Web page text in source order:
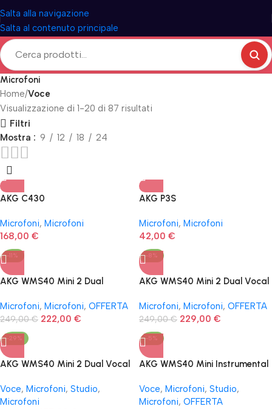
Salta alla navigazione
Salta al contenuto principale
Microfoni
Home Voce
Visualizzazione di 1-20 di 87 risultati
Filtri
Mostra
9 12 18 24
AKG C430
Microfoni, Microfoni
168,00 €
AKG P3S
Microfoni, Microfoni
42,00 €
-11%
AKG WMS40 Mini 2 Dual
Microfoni, Microfoni, OFFERTA
249,00€ 222,00 €
-8%
AKG WMS40 Mini 2 Dual Vocal
Microfoni, Microfoni, OFFERTA
249,00€ 229,00 €
-29%
AKG WMS40 Mini 2 Dual Vocal
Voce, Microfoni, Studio,
Microfoni
-5%
AKG WMS40 Mini Instrumental
Voce, Microfoni, Studio,
Microfoni, OFFERTA